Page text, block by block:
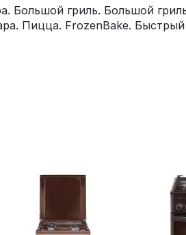
Большой гриль. Большой
Пицца. FrozenBake.